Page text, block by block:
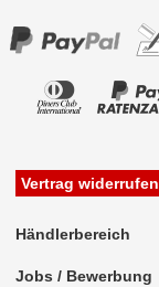
Vertrag widerrufen
Händlerbereich
Jobs / Bewerbung